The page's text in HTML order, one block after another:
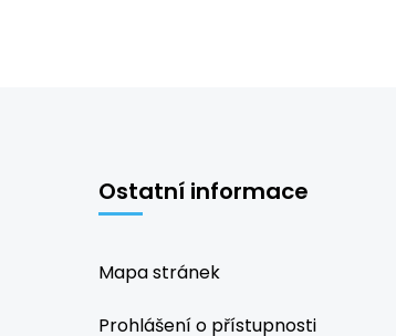
Ostatní informace
Mapa stránek
Prohlášení o přístupnosti